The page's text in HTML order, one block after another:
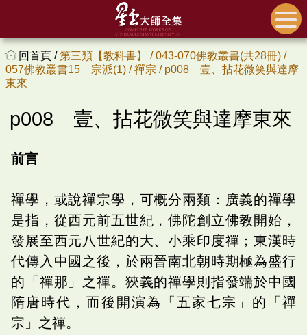
回首頁 /第三類【教科書】 /043-070佛教叢書(共28冊) /
057佛教叢書15 宗派(1) /禪宗 / p008 壹、拈花微笑與達摩
東來
p008 壹、拈花微笑與達摩東來
前言
禪學，或說禪宗學，可概分兩類：廣義的禪學
是指，從西元前五世紀，佛陀創立佛教開始，
發展至西元八世紀的大、小乘印度禪；東漢時
代傳入中國之後，於兩晉南北朝時期極為盛行
的「禪那」之禪。狹義的禪學則指發端於中國
隋唐時代，而後開演為「五家七宗」的「禪
宗」之禪。